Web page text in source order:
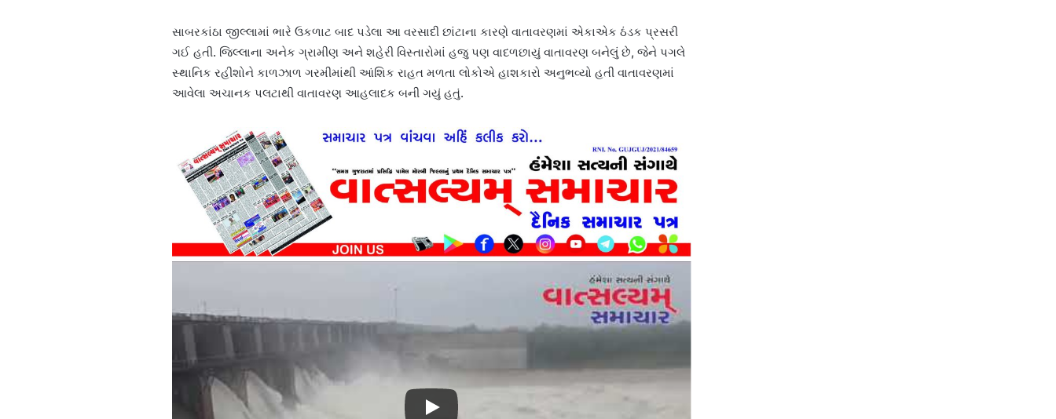
સાબરકાંઠા જીલ્લામાં ભારે ઉકળાટ બાદ પડેલા આ વરસાદી છાંટાના કારણે વાતાવરણમાં એકાએક ઠંડક પ્રસરી
ગઈ હતી. જિલ્લાના અનેક ગ્રામીણ અને શહેરી વિસ્તારોમાં હજુ પણ વાદળછાયું વાતાવરણ બનેલું છે, જેને પગલે
સ્થાનિક રહીશોને કાળઝાળ ગરમીમાંથી આંશિક રાહત મળતા લોકોએ હાશકારો અનુભવ્યો હતી વાતાવરણમાં
આવેલા અચાનક પલટાથી વાતાવરણ આહલાદક બની ગયું હતું.